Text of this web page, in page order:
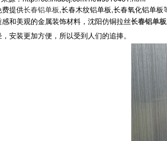
提供长春铝单板,长春木纹铝单板,长春氧化铝单板
和美观的金属装饰材料，沈阳仿铜拉丝长春铝单板
安装更加方便，所以受到人们的追捧。